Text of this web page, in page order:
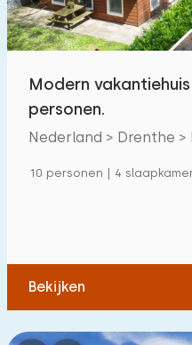
Modern
personen.
Nederland > Drenthe >
10 personen | 4
Bekijken